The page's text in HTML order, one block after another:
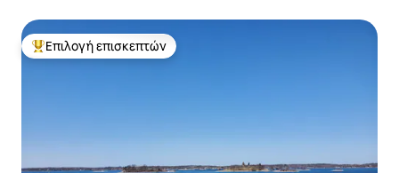
Κορυφαία επιλογή επισκεπτών
Επιλογή επισκεπτών